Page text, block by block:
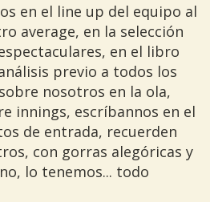
en el line up del equipo al
average, en la selección
en el libro
previo a todos los
nosotros en la ola,
innings, escríbannos en el
de entrada, recuerden
con gorras alegóricas y
lo tenemos... todo